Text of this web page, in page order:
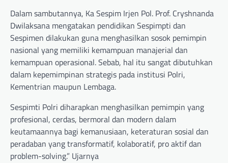
Dalam sambutannya, Ka Sespim Irjen Pol. Prof. Cryshnanda
Dwilaksana mengatakan pendidikan Sespimpti dan
Sespimen dilakukan guna menghasilkan sosok pemimpin
nasional yang memiliki kemampuan manajerial dan
kemampuan operasional. Sebab, hal itu sangat dibutuhkan
dalam kepemimpinan strategis pada institusi Polri,
Kementrian maupun Lembaga.
Sespimti Polri diharapkan menghasilkan pemimpin yang
profesional, cerdas, bermoral dan modern dalam
keutamaannya bagi kemanusiaan, keteraturan sosial dan
peradaban yang transformatif, kolaboratif, pro aktif dan
problem-solving.” Ujarnya